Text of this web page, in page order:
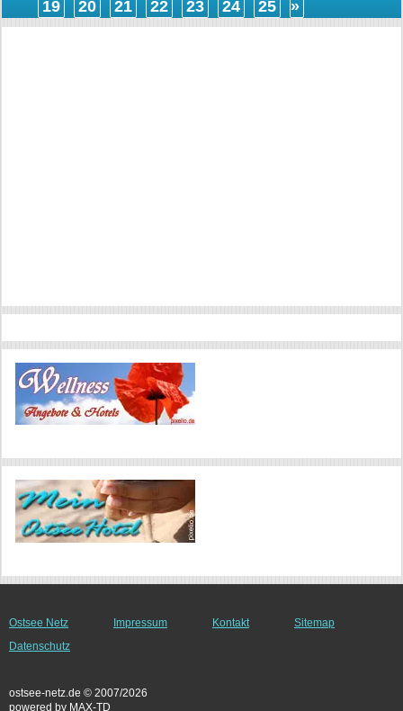
19
20 21 22 23 24 25 »
Ostsee Netz Impressum Kontakt
Sitemap
Datenschutz
ostsee-netz.de © 2007/2026
powered by MAX-TD